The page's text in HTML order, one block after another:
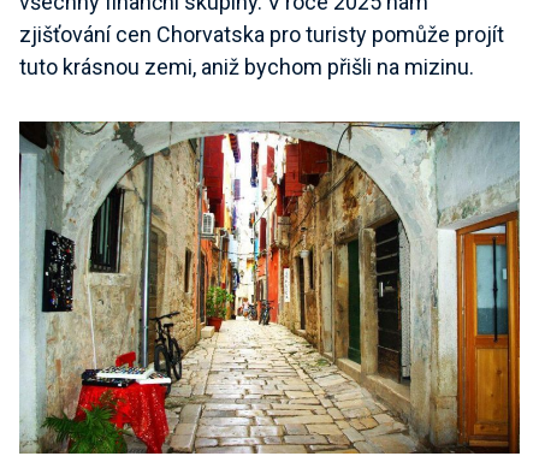
zjišťování cen Chorvatska pro turisty pomůže projít
tuto krásnou zemi, aniž bychom přišli na mizinu.